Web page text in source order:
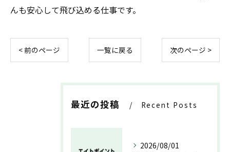
んも安心して飛び込める仕事です。
< 前のページ 一覧に戻る 次のページ >
最近の投稿 Recent Posts
2026/08/01